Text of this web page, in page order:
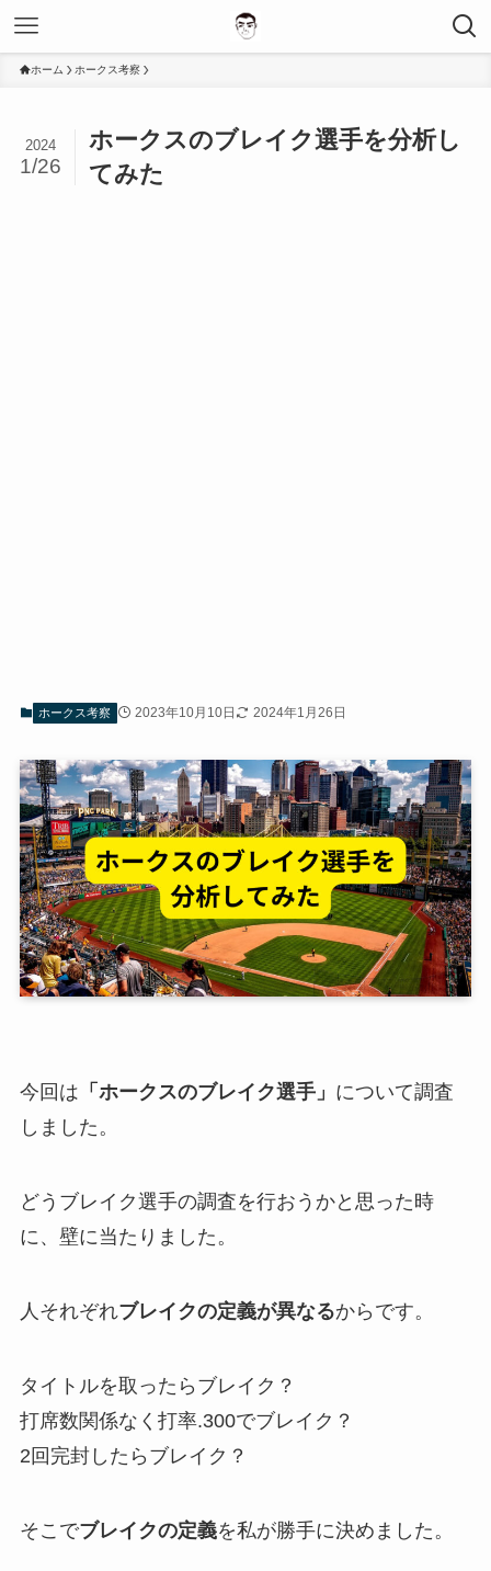
ホーム ホークス考察
ホークスのブレイク選手を分析し
てみた
2024
1/26
ホークス考察 2023年10月10日 2024年1月26日
今回は 「ホークスのブレイク選手」 について調査
しました。
どうブレイク選手の調査を行おうかと思った時
に、壁に当たりました。
人それぞれブレイクの定義が異なるからです。
タイトルを取ったらブレイク？
打席数関係なく打率.300でブレイク？
2回完封したらブレイク？
そこでブレイクの定義を私が勝手に決めました。